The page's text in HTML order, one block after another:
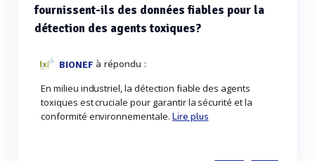
fournissent-ils des données fiables pour la
détection des agents toxiques?
BIONEF à répondu :
En milieu industriel, la détection fiable des agents
toxiques est cruciale pour garantir la sécurité et la
conformité environnementale. Lire plus